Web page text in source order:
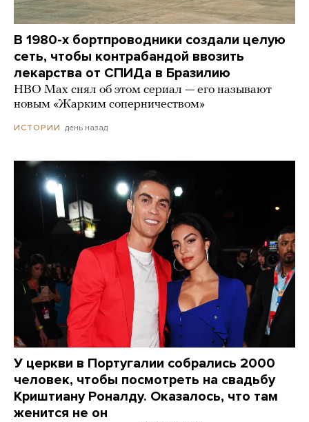
В 1980-х бортпроводники создали целую
сеть, чтобы контрабандой ввозить
лекарства от СПИДа в Бразилию
HBO Max снял об этом сериал — его называют
новым «Жарким соперничеством»
ИСТОРИИ день назад
У церкви в Португалии собрались 2000
человек, чтобы посмотреть на свадьбу
Криштиану Роналду. Оказалось, что там
женится не он